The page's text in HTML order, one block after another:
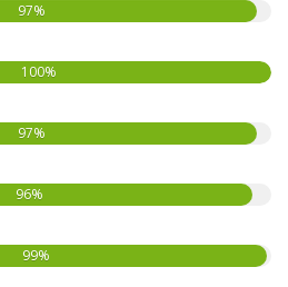
97%
100%
97%
96%
99%